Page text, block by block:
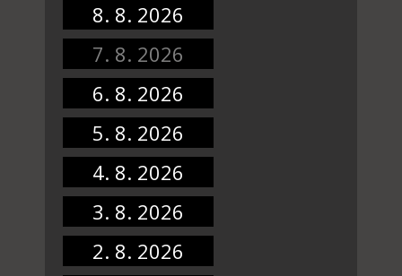
8. 8. 2026
7. 8. 2026
6. 8. 2026
5. 8. 2026
4. 8. 2026
3. 8. 2026
2. 8. 2026